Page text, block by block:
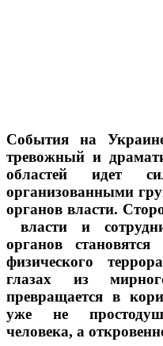
События на
тревожный и
областей идет
организованными
органов власти.
власти и
органов
физического
глазах из
превращается в
уже не
человека, а